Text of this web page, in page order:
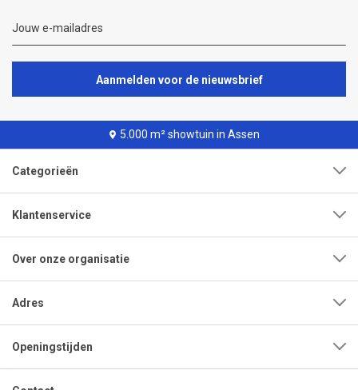
Aanmelden voor de nieuwsbrief
5.000 m² showtuin in Assen
Categorieën
Klantenservice
Over onze organisatie
Adres
Openingstijden